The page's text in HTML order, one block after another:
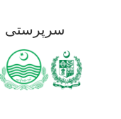
سرپرستی